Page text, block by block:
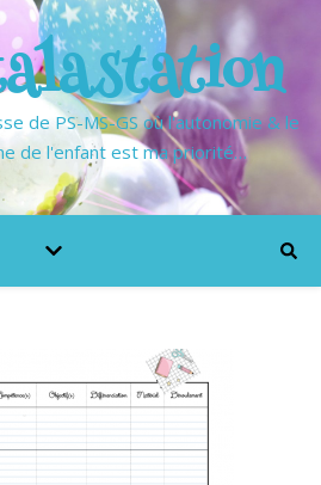
de PS-MS-GS où l'autonomie & le
de l'enfant est ma priorité…